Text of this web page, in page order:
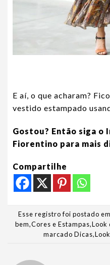
E aí, o que acharam?
vestido estampado
Gostou? Então siga o
Fiorentino para mais
Compartilhe
Esse registro foi postado em
bem,Cores e Estampas,Look
marcado Dicas,